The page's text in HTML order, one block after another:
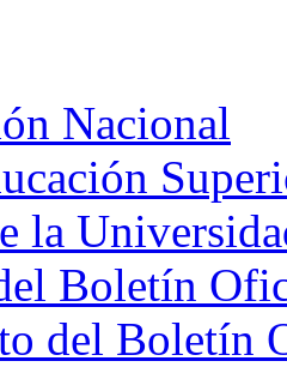
Nacional
la
Boletín
del Boletín